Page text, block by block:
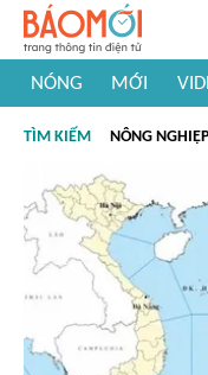
NÓNG MỚI
#Khám phá thế giới
TÌM KIẾM NÔNG